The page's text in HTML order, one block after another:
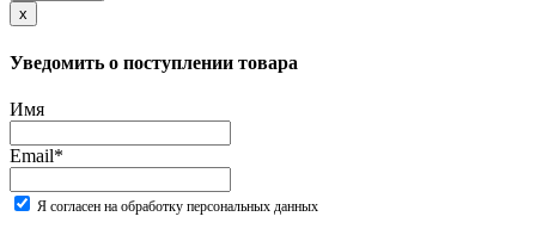
x
Уведомить о поступлении товара
Имя
Email*
Я согласен на обработку персональных данных